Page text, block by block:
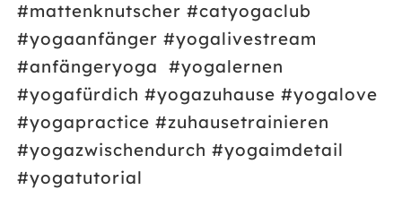
#mattenknutscher #catyogaclub
#yogaanfänger #yogalivestream
#anfängeryoga #yogalernen
#yogafürdich #yogazuhause #yogalove
#yogapractice #zuhausetrainieren
#yogazwischendurch #yogaimdetail
#yogatutorial